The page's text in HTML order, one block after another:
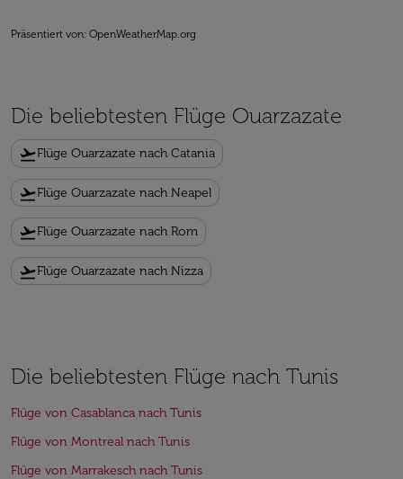
Präsentiert von: OpenWeatherMap.org
Die beliebtesten Flüge Ouarzazate
flight_takeoffFlüge Ouarzazate nach Catania
flight_takeoffFlüge Ouarzazate nach Neapel
flight_takeoffFlüge Ouarzazate nach Rom
flight_takeoffFlüge Ouarzazate nach Nizza
Die beliebtesten Flüge nach Tunis
Flüge von Casablanca nach Tunis
Flüge von Montreal nach Tunis
Flüge von Marrakesch nach Tunis